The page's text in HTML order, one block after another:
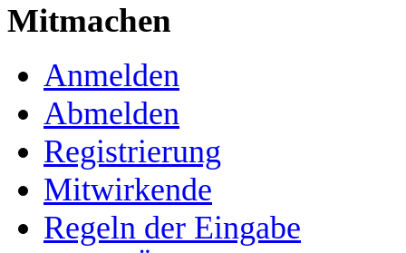
Mitmachen
Anmelden
Abmelden
Registrierung
Mitwirkende
Regeln der Eingabe